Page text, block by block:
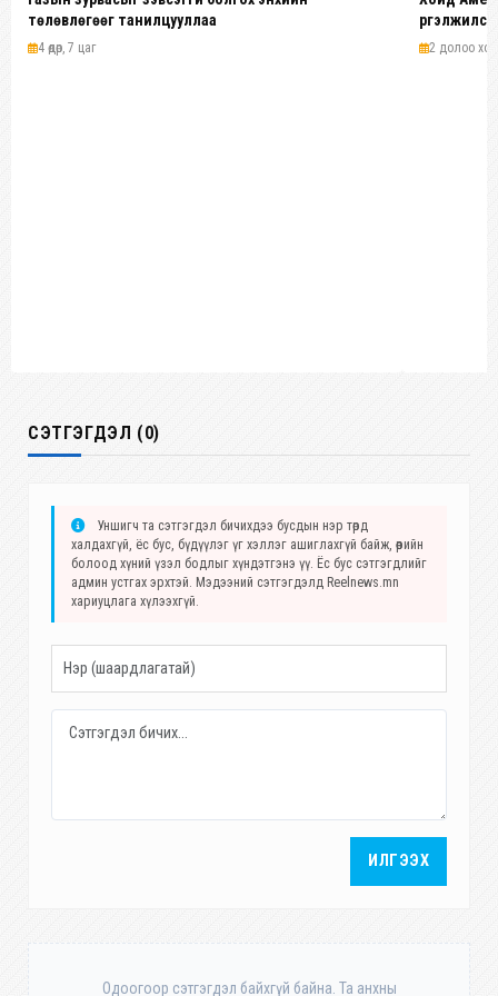
төлөвлөгөөг танилцууллаа
4 өдөр, 7 цаг 2 долоо
СЭТГЭГДЭЛ (0)
Уншигч та сэтгэгдэл бичихдээ бусдын нэр төрд
халдахгүй, ёс бус, бүдүүлэг үг хэллэг ашиглахгүй байж, өөрийн
болоод хүний үзэл бодлыг хүндэтгэнэ үү. Ёс бус сэтгэгдлийг
админ устгах эрхтэй. Мэдээний сэтгэгдэлд Reelnews.mn
хариуцлага хүлээхгүй.
ИЛГЭЭХ
Одоогоор сэтгэгдэл байхгүй байна. Та анхны